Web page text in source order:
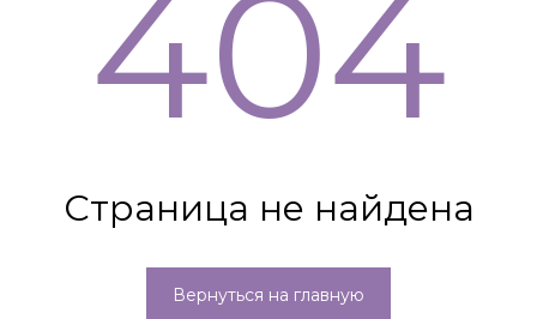
404
Страница не найдена
Вернуться на главную